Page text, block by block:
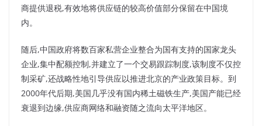
商提供退税,有效地将供应链的较高价值部分保留在中国境
内。
随后,中国政府将数百家私营企业整合为国有支持的国家龙头
企业,集中配额控制,并建立了一个交易跟踪制度,该制度不仅控
制采矿,还战略性地引导供应以推进北京的产业政策目标。到
2000年代后期,美国几乎没有国内稀土磁铁生产,美国产能已经
衰退到边缘,供应商网络和融资随之流向太平洋地区。